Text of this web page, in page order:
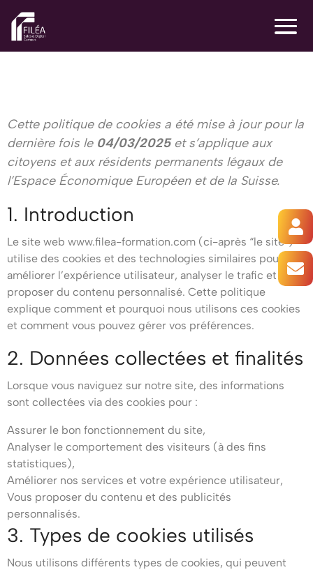
Cette politique de cookies a été mise à jour pour la
dernière fois le 04/03/2025 et s’applique aux
citoyens et aux résidents permanents légaux de
l’Espace Économique Européen et de la Suisse.
1. Introduction
Le site web www.filea-formation.com (ci-après “le site”)
utilise des cookies et des technologies similaires pour
améliorer l’expérience utilisateur, analyser le trafic et
proposer du contenu personnalisé. Cette politique
explique comment et pourquoi nous utilisons ces cookies
et comment vous pouvez gérer vos préférences.
2. Données collectées et finalités
Lorsque vous naviguez sur notre site, des informations
sont collectées via des cookies pour :
Assurer le bon fonctionnement du site,
Analyser le comportement des visiteurs (à des fins
statistiques),
Améliorer nos services et votre expérience utilisateur,
Vous proposer du contenu et des publicités
personnalisés.
3. Types de cookies utilisés
Nous utilisons différents types de cookies, qui peuvent